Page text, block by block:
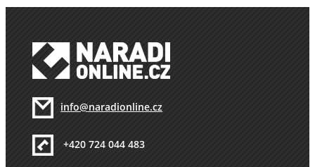
info@naradionline.cz
+420 724 044 483